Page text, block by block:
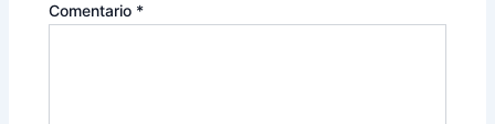
Comentario *